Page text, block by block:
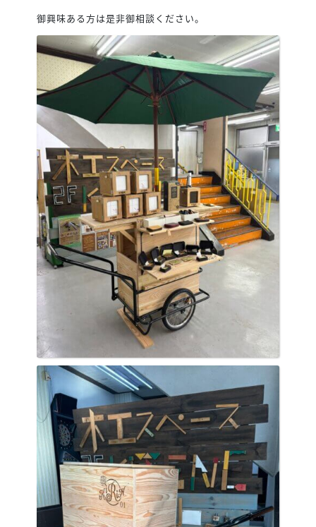
御興味ある方は是非御相談ください。